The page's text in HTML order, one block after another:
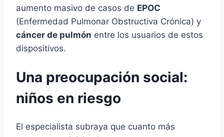
aumento masivo de casos de EPOC
(Enfermedad Pulmonar Obstructiva Crónica) y
cáncer de pulmón entre los usuarios de estos
dispositivos.
Una preocupación social:
niños en riesgo
El especialista subraya que cuanto más